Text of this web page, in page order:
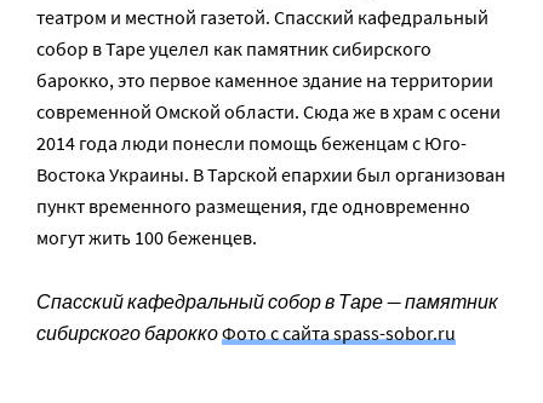
театром и местной газетой. Спасский кафедральный
собор в Таре уцелел как памятник сибирского
барокко, это первое каменное здание на территории
современной Омской области. Сюда же в храм с осени
2014 года люди понесли помощь беженцам с Юго-
Востока Украины. В Тарской епархии был организован
пункт временного размещения, где одновременно
могут жить 100 беженцев.
Спасский кафедральный собор в Таре — памятник
сибирского бароккоФото с сайта spass-sobor.ru